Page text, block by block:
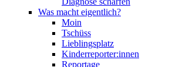
Was macht eigentlich?
Moin
Tschüss
Lieblingsplatz
Kinderreporter:innen
Reportage